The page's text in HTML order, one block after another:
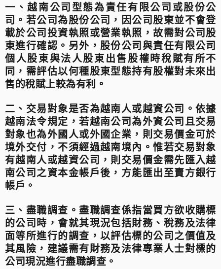
一、越南公司型態為責任有限公司或股份公
司。若公司為股份公司，因公司股東並不會登
載於公司投資執照或營業執照，故需對公司股
東進行確認。 另外，股份公司與責任有限公司
個人股東與法人股東出售股權時稅賦有所不
同，需評估以何種股東型態持有股權對未來出
售的稅賦上較為有利。
二、交易對象是否為越南人或越資公司。依據
越南法令規定，若越南公司為外資公司且交易
對象也為外國人或外國企業，則交易價金可於
境外交付，不須經過越南境內。惟若交易對象
有越南人或越資公司，則交易價金需先匯入越
南公司之資本金帳戶後，方能匯出至賣方銀行
帳戶。
三、盡職調查。盡職調查係指當買方欲收購標
的公司時，會就其現況包括財務、稅務及法律
面等所進行的調查，以評估標的公司之價值及
其風險，建議需有財務及法律專業人士對標的
公司現況進行盡職調查。